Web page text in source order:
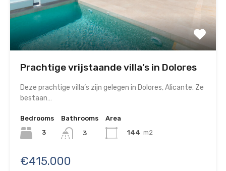
Prachtige vrijstaande villa’s in Dolores
Deze prachtige villa’s zijn gelegen in Dolores, Alicante. Ze
bestaan…
Bedrooms
3
Bathrooms
3
Area
144 m2
€415.000